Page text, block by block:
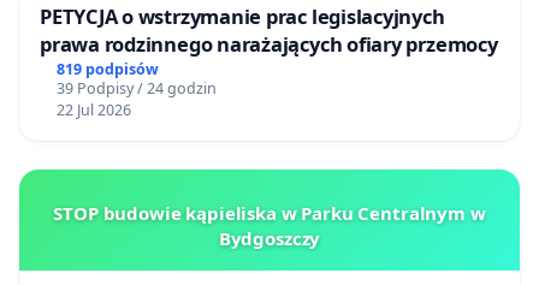
PETYCJA o wstrzymanie prac legislacyjnych
prawa rodzinnego narażających ofiary przemocy
819 podpisów
39 Podpisy / 24 godzin
22 Jul 2026
STOP budowie kąpieliska w Parku Centralnym w
Bydgoszczy